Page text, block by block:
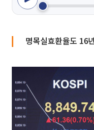
명목실효환율도 16